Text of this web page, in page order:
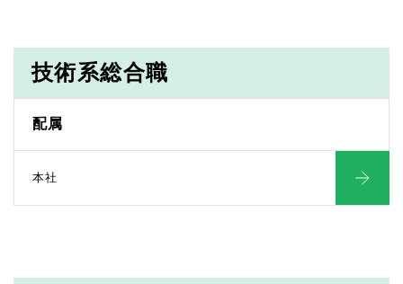
技術系総合職
配属
本社